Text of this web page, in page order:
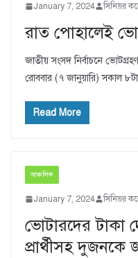
January 7, 2024 সিনিয়র
রাত পোহালেই
জাতীয় সংসদ নির্বাচনে
রোববার (৭ জানুয়ারি) সকাল
Read More
আঞ্চলিক
January 7, 2024 সিনিয়র
ভোটারদের টাকা
প্রার্থীসহ দুজনকে